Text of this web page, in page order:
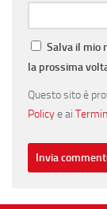
Salva il mio
la prossima
Questo sito è
Policye ai